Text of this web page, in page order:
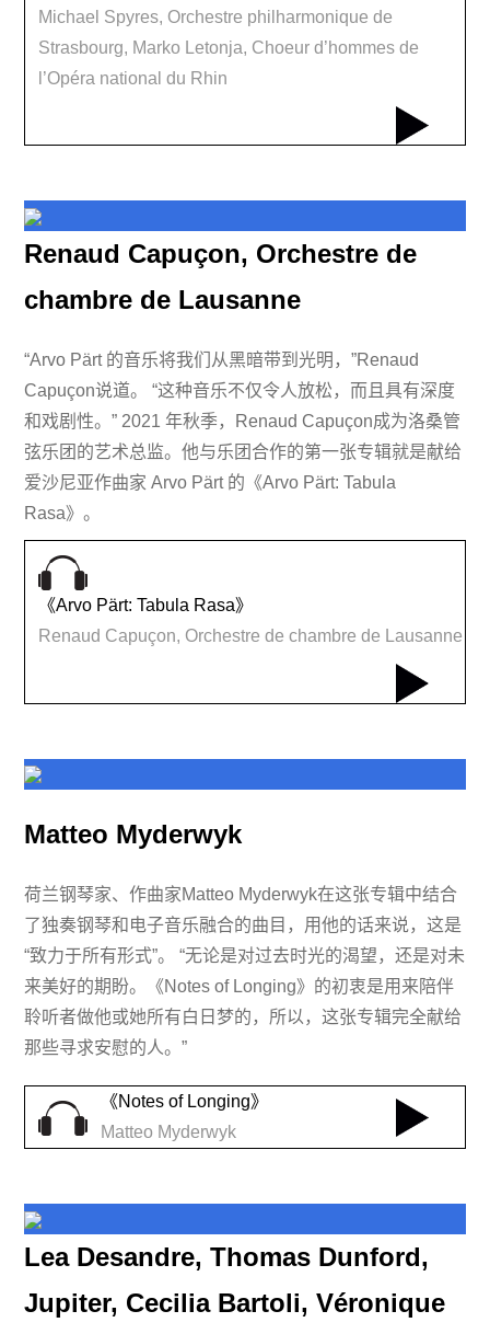
Michael Spyres, Orchestre philharmonique de
Strasbourg, Marko Letonja, Choeur d’hommes de
l’Opéra national du Rhin
Renaud Capuçon, Orchestre de
chambre de Lausanne
“Arvo Pärt 的音乐将我们从黑暗带到光明，”Renaud
Capuçon说道。 “这种音乐不仅令人放松，而且具有深度
和戏剧性。” 2021 年秋季，Renaud Capuçon成为洛桑管
弦乐团的艺术总监。他与乐团合作的第一张专辑就是献给
爱沙尼亚作曲家 Arvo Pärt 的《Arvo Pärt: Tabula
Rasa》。
《Arvo Pärt: Tabula Rasa》
Renaud Capuçon, Orchestre de chambre de Lausanne
Matteo Myderwyk
荷兰钢琴家、作曲家Matteo Myderwyk在这张专辑中结合
了独奏钢琴和电子音乐融合的曲目，用他的话来说，这是
“致力于所有形式”。 “无论是对过去时光的渴望，还是对未
来美好的期盼。《Notes of Longing》的初衷是用来陪伴
聆听者做他或她所有白日梦的，所以，这张专辑完全献给
那些寻求安慰的人。”
《Notes of Longing》
Matteo Myderwyk
Lea Desandre, Thomas Dunford,
Jupiter, Cecilia Bartoli, Véronique